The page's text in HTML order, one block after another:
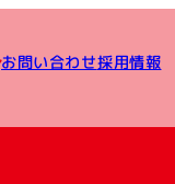
お問い合わせ採用情報